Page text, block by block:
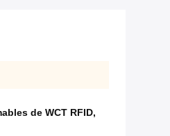
de WCT RFID,